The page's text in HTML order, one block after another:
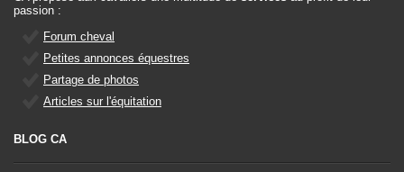
passion :
Forum cheval
Petites annonces équestres
Partage de photos
Articles sur l'équitation
BLOG CA